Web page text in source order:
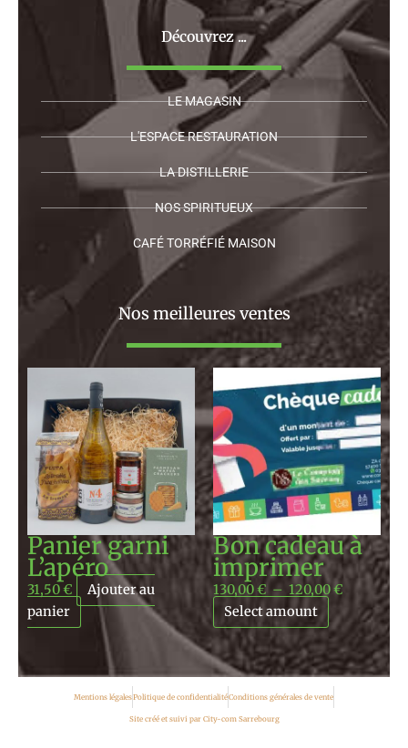
Découvrez ...
LE MAGASIN
L'ESPACE RESTAURATION
LA DISTILLERIE
NOS SPIRITUEUX
CAFÉ TORRÉFIÉ MAISON
Nos meilleures ventes
Panier garni
L’apéro
31,50€
Ajouter au
panier
Bon cadeau à
imprimer
130,00€ – 120,00€
Plage
de
prix :
130,00 €
à
120,00 €
Select amount
Mentions légalesPolitique de confidentialitéConditions générales de vente
Site créé et suivi par City-com Sarrebourg